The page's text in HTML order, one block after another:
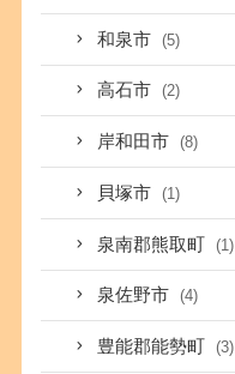
和泉市 (5)
高石市 (2)
岸和田市 (8)
貝塚市 (1)
泉南郡熊取町 (1)
泉佐野市 (4)
豊能郡能勢町 (3)